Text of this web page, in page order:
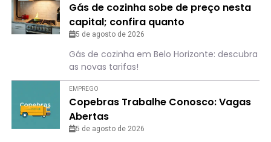
Gás de cozinha sobe de preço nesta
capital; confira quanto
5 de agosto de 2026
Gás de cozinha em Belo Horizonte: descubra
as novas tarifas!
EMPREGO
Copebras Trabalhe Conosco: Vagas
Abertas
5 de agosto de 2026